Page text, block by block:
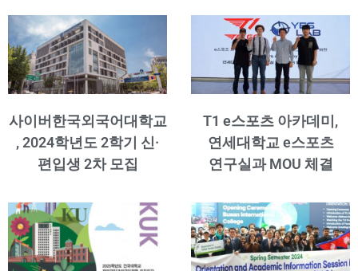
사이버한국외국어대학교
, 2024학년도 2학기 신·
편입생 2차 모집
T1 e스포츠 아카데미,
연세대학교 e스포츠
연구실과 MOU 체결